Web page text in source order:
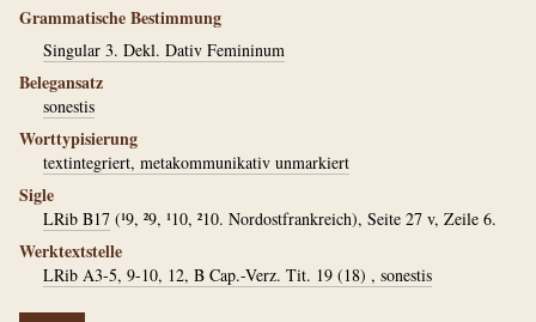
Grammatische Bestimmung
Singular 3. Dekl. Dativ Femininum
Belegansatz
sonestis
Worttypisierung
textintegriert, metakommunikativ unmarkiert
Sigle
LRib B17 (¹9, ²9, ¹10, ²10. Nordostfrankreich), Seite 27 v, Zeile 6.
Werktextstelle
LRib A3-5, 9-10, 12, B Cap.-Verz. Tit. 19 (18) , sonestis